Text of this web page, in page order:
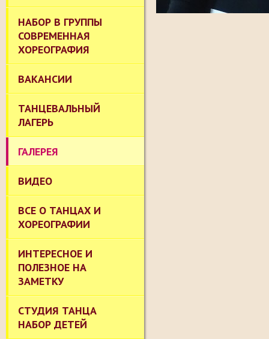
НАБОР В ГРУППЫ
СОВРЕМЕННАЯ
ХОРЕОГРАФИЯ
ВАКАНСИИ
ТАНЦЕВАЛЬНЫЙ
ЛАГЕРЬ
ГАЛЕРЕЯ
ВИДЕО
ВСЕ О ТАНЦАХ И
ХОРЕОГРАФИИ
ИНТЕРЕСНОЕ И
ПОЛЕЗНОЕ НА
ЗАМЕТКУ
СТУДИЯ ТАНЦА
НАБОР ДЕТЕЙ